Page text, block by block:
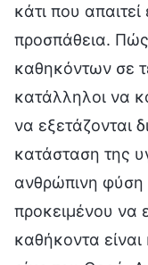
κάτι που
προσπάθεια. Πώς
καθηκόντων σε
κατάλληλοι να
να εξετάζονται
κατάσταση της
ανθρώπινη φύση
προκειμένου να
καθήκοντα